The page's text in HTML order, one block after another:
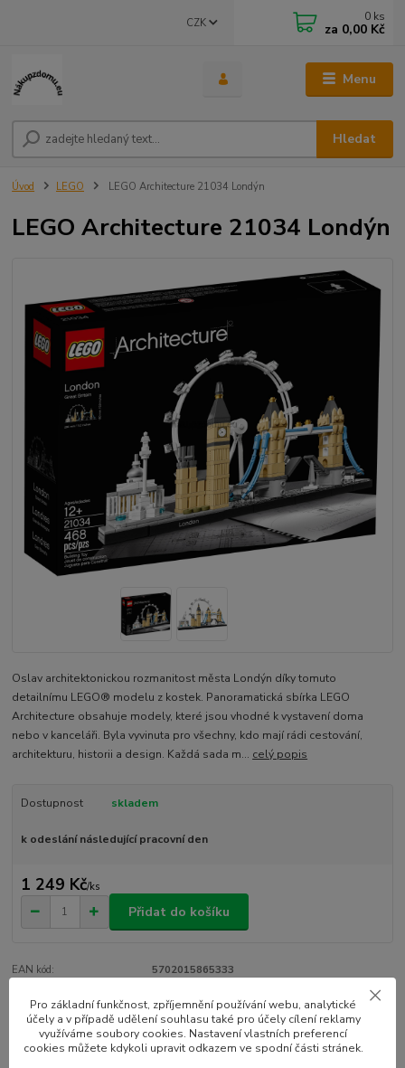
Menu
CZK
Hledat
0 ks
za 0,00 Kč
Úvod LEGO LEGO Architecture 21034 Londýn
LEGO Architecture 21034 Londýn
Oslav architektonickou rozmanitost města Londýn díky tomuto
detailnímu LEGO® modelu z kostek. Panoramatická sbírka LEGO
Architecture obsahuje modely, které jsou vhodné k vystavení doma
nebo v kanceláři. Byla vyvinuta pro všechny, kdo mají rádi cestování,
architekturu, historii a design. Každá sada m... celý popis
Dostupnost skladem
k odeslání následující pracovní den
1 249 Kč/ks
Přidat do košíku
EAN kód: 5702015865333
Kompletní specifikace
Pro základní funkčnost, zpříjemnění používání webu, analytické
účely a v případě udělení souhlasu také pro účely cílení reklamy
využíváme soubory cookies. Nastavení vlastních preferencí
cookies můžete kdykoli upravit odkazem ve spodní části stránek.